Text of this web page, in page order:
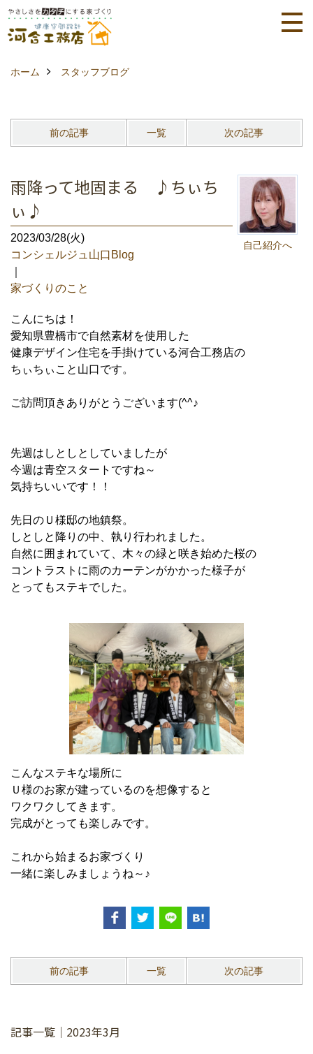
ホーム スタッフブログ
前の記事 一覧 次の記事
自己紹介へ
雨降って地固まる ♪ちぃち
ぃ♪
2023/03/28(火)
コンシェルジュ山口Blog
家づくりのこと
こんにちは！
愛知県豊橋市で自然素材を使用した
健康デザイン住宅を手掛けている河合工務店の
ちぃちぃこと山口です。
ご訪問頂きありがとうございます(^^♪
先週はしとしとしていましたが
今週は青空スタートですね～
気持ちいいです！！
先日のＵ様邸の地鎮祭。
しとしと降りの中、執り行われました。
自然に囲まれていて、木々の緑と咲き始めた桜の
コントラストに雨のカーテンがかかった様子が
とってもステキでした。
こんなステキな場所に
Ｕ様のお家が建っているのを想像すると
ワクワクしてきます。
完成がとっても楽しみです。
これから始まるお家づくり
一緒に楽しみましょうね～♪
前の記事 一覧 次の記事
記事一覧｜2023年3月